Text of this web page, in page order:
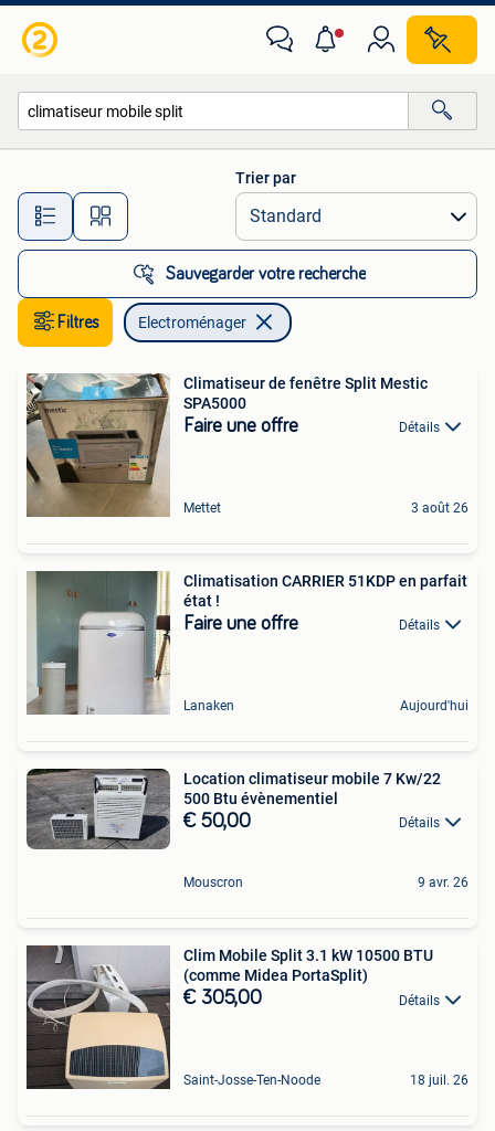
Toutes les distances…
Trier par
Sauvegarder votre recherche
Filtres Electroménager
Climatiseur de fenêtre Split Mestic
SPA5000
Faire une offre Détails
Mettet 3 août 26
Climatisation CARRIER 51KDP en parfait
état !
Faire une offre Détails
Lanaken Aujourd'hui
Location climatiseur mobile 7 Kw/22
500 Btu évènementiel
€ 50,00 Détails
Mouscron 9 avr. 26
Clim Mobile Split 3.1 kW 10500 BTU
(comme Midea PortaSplit)
€ 305,00 Détails
Saint-Josse-Ten-Noode 18 juil. 26